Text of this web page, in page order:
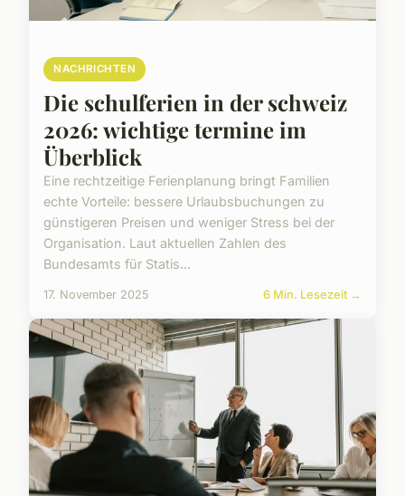
NACHRICHTEN
Die schulferien in der schweiz
2026: wichtige termine im
Überblick
Eine rechtzeitige Ferienplanung bringt Familien
echte Vorteile: bessere Urlaubsbuchungen zu
günstigeren Preisen und weniger Stress bei der
Organisation. Laut aktuellen Zahlen des
Bundesamts für Statis...
17. November 2025 6 Min. Lesezeit →